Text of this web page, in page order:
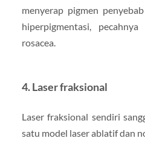
menyerap pigmen
hiperpigmentasi,
rosacea.
4. Laser fraksional
Laser fraksional sendiri
satu model laser ablatif dan